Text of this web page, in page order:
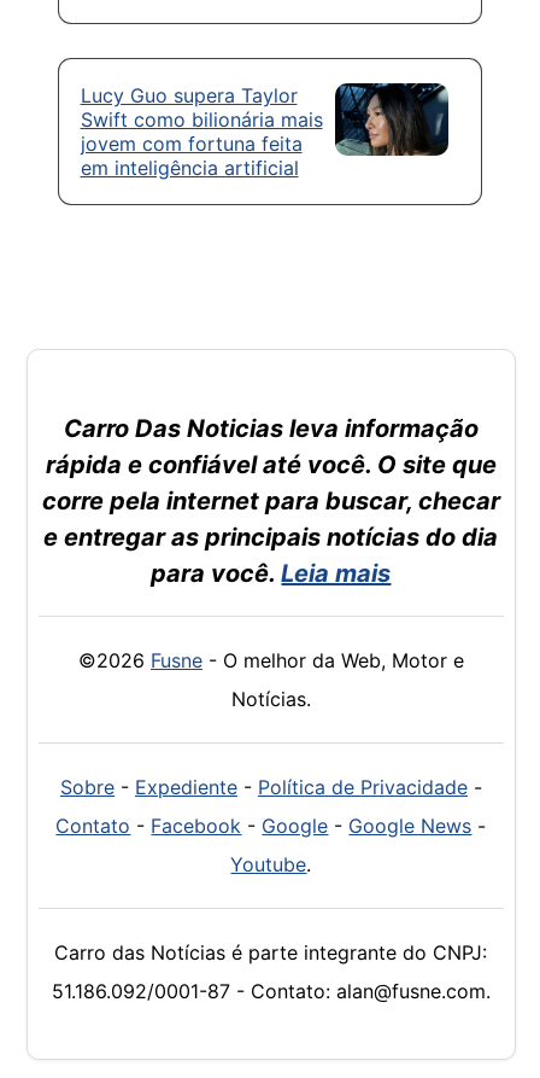
Lucy Guo supera Taylor
Swift como bilionária mais
jovem com fortuna feita
em inteligência artificial
Carro Das Noticias leva informação
rápida e confiável até você. O site que
corre pela internet para buscar, checar
e entregar as principais notícias do dia
para você.Leia mais
©2026 Fusne- O melhor da Web, Motor e
Notícias.
Sobre- Expediente- Política de Privacidade-
Contato - Facebook - Google - Google News -
Youtube.
Carro das Notícias é parte integrante do CNPJ:
51.186.092/0001-87 - Contato: alan@fusne.com.